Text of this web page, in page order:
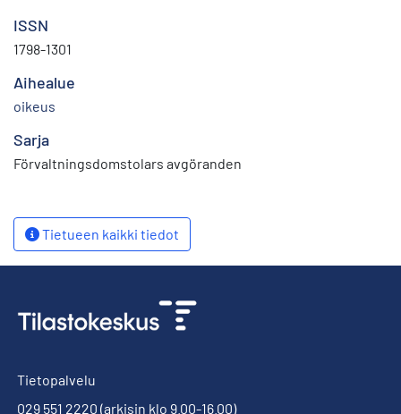
ISSN
1798-1301
Aihealue
oikeus
Sarja
Förvaltningsdomstolars avgöranden
Tietueen kaikki tiedot
Tietopalvelu
029 551 2220 (arkisin klo 9.00-16.00)